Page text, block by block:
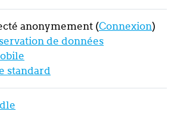
anonymement (Connexion)
de données
standard